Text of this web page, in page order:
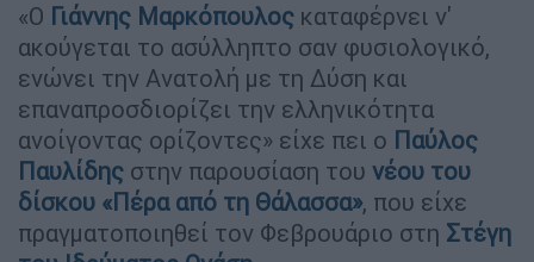
«Ο Γιάννης Μαρκόπουλος καταφέρνει ν'
ακούγεται το ασύλληπτο σαν φυσιολογικό,
ενώνει την Ανατολή με τη Δύση και
επαναπροσδιορίζει την ελληνικότητα
ανοίγοντας ορίζοντες» είχε πει ο Παύλος
Παυλίδης στην παρουσίαση του νέου του
δίσκου «Πέρα από τη Θάλασσα», που είχε
πραγματοποιηθεί τον Φεβρουάριο στη Στέγη